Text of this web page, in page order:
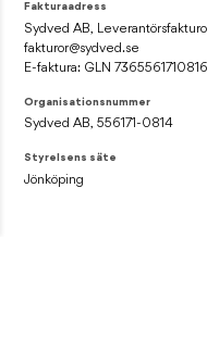
Fakturaadress
Sydved AB,
fakturor@sydved.se
E-faktura: GLN 7365561710816
Organisationsnummer
Sydved AB, 556171-0814
Styrelsens säte
Jönköping